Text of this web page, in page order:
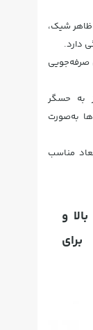
ظاهر شیک،
دارد.
صرفه‌جویی
به حسگر
به‌صورت
مناسب
و